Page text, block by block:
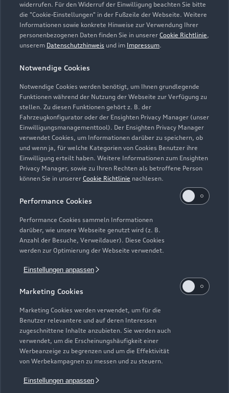
widerrufen. Für den Widerruf der Einwilligung beachten Sie bitte
die "Cookie-Einstellungen" in der Fußzeile der Webseite. Weitere
Informationen sowie konkrete Hinweise zur Verwendung Ihrer
personenbezogenen Daten finden Sie in unserer Cookie Richtlinie,
unserem Datenschutzhinweis und im Impressum.
Notwendige Cookies
Notwendige Cookies werden benötigt, um Ihnen grundlegende
Funktionen während der Nutzung der Webseite zur Verfügung zu
stellen. Zu diesen Funktionen gehört z. B. der
Fahrzeugkonfigurator oder der Ensighten Privacy Manager (unser
Einwilligungsmanagementtool). Der Ensighten Privacy Manager
verwendet Cookies, um Informationen darüber zu speichern, ob
und wenn ja, für welche Kategorien von Cookies Benutzer ihre
Einwilligung erteilt haben. Weitere Informationen zum Ensighten
Privacy Manager, sowie zu Ihren Rechten als betroffene Person
können Sie in unserer Cookie Richtlinie nachlesen.
Performance Cookies
Performance Cookies sammeln Informationen
darüber, wie unsere Webseite genutzt wird (z. B.
Anzahl der Besuche, Verweildauer). Diese Cookies
werden zur Optimierung der Webseite verwendet.
Einstellungen anpassen
Marketing Cookies
Marketing Cookies werden verwendet, um für die
Benutzer relevantere und auf deren Interessen
zugeschnittene Inhalte anzubieten. Sie werden auch
verwendet, um die Erscheinungshäufigkeit einer
Werbeanzeige zu begrenzen und um die Effektivität
von Werbekampagnen zu messen und zu steuern.
Einstellungen anpassen
Zur Inspektion
Zurück nach oben
Modelle
Elektromodelle
Plug-in-Hybride
Neuwagensuche
Gebrauchtwagensuche
Geschäftskunden
Service & Zubehör
Saisonale Angebote
Audi Services
Garantie
Audi digital services
myAudi
Support
Audi Code
Häufige Fragen (FAQ)
Audi Online Beratung
Online-Terminvereinbarung
Über Audi
Unternehmen
Karriere
Investor Relations
© 2026 AUDI AG. Alle Rechte vorbehalten
Impressum Rechtliches